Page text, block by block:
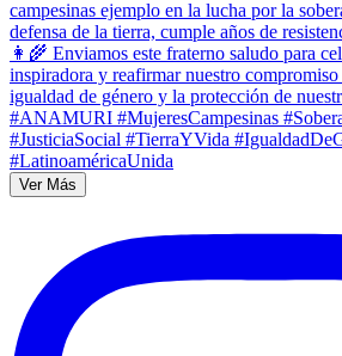
Ver Más